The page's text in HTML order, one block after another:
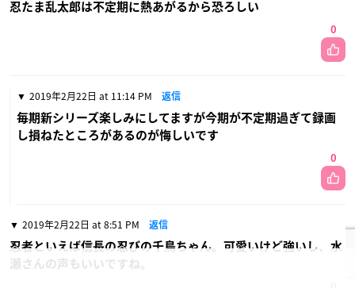
忍たま乱太郎は不定期に熱あがるから恐ろしい
0
2019年2月22日 at 11:14 PM 返信
毎期新シリーズ楽しみにしてますが今期が不定期過ぎて録画
し損ねたところがあるのが悔しいです
0
2019年2月22日 at 8:51 PM 返信
忍者といえば信長の忍びの千鳥ちゃん。可愛いけど強いし、水
瀬さんの声もいいですね。